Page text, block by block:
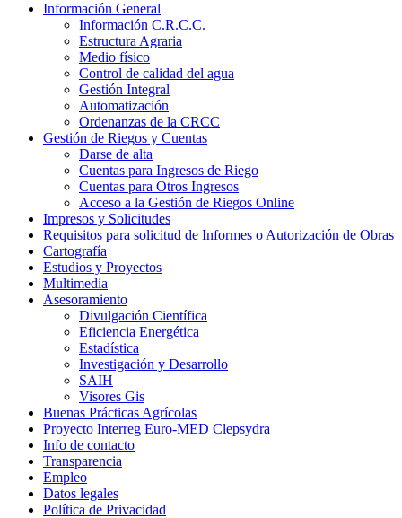
Información General
Información C.R.C.C.
Estructura Agraria
Medio físico
Control de calidad del agua
Gestión Integral
Automatización
Ordenanzas de la CRCC
Gestión de Riegos y Cuentas
Darse de alta
Cuentas para Ingresos de Riego
Cuentas para Otros Ingresos
Acceso a la Gestión de Riegos Online
Impresos y Solicitudes
Requisitos para solicitud de Informes o Autorización de Obras
Cartografía
Estudios y Proyectos
Multimedia
Asesoramiento
Divulgación Científica
Eficiencia Energética
Estadística
Investigación y Desarrollo
SAIH
Visores Gis
Buenas Prácticas Agrícolas
Proyecto Interreg Euro-MED Clepsydra
Info de contacto
Transparencia
Empleo
Datos legales
Política de Privacidad